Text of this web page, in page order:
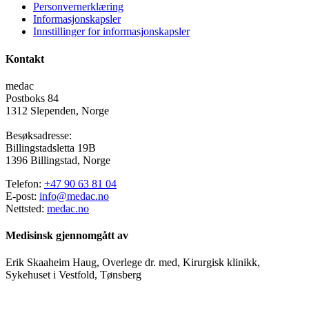
Personvernerklæring
Informasjonskapsler
Innstillinger for informasjonskapsler
Kontakt
medac
Postboks 84
1312 Slependen, Norge
Besøksadresse:
Billingstadsletta 19B
1396 Billingstad, Norge
Telefon: +47 90 63 81 04
E-post: info@medac.no
Nettsted: medac.no
Medisinsk gjennomgått av
Erik Skaaheim Haug, Overlege dr. med, Kirurgisk klinikk,
Sykehuset i Vestfold, Tønsberg